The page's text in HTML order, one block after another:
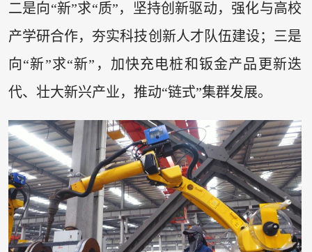
二是向“新”求“质”，坚持创新驱动，强化与高校
产学研合作，夯实科技创新人才队伍建设；三是
向“新”求“新”，加快充电桩和钣金产品更新迭
代、壮大新兴产业，推动“链式”集群发展。